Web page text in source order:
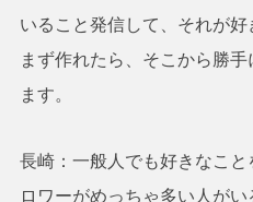
いること発信して、それが
まず作れたら、そこから勝
ます。
長崎：一般人でも好きなこ
ロワーがめっちゃ多い人が